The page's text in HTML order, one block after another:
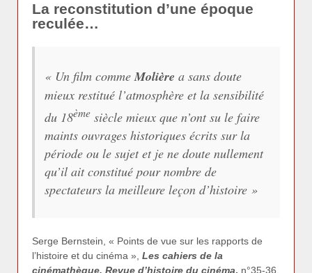
La reconstitution d’une époque
reculée…
« Un film comme Molière a sans doute
mieux restitué l’atmosphère et la sensibilité
du 18ème siècle mieux que n’ont su le faire
maints ouvrages historiques écrits sur la
période ou le sujet et je ne doute nullement
qu’il ait constitué pour nombre de
spectateurs la meilleure leçon d’histoire »
Serge Bernstein, « Points de vue sur les rapports de
l’histoire et du cinéma », Les cahiers de la
cinémathèque. Revue d’histoire du cinéma, n°35-36,